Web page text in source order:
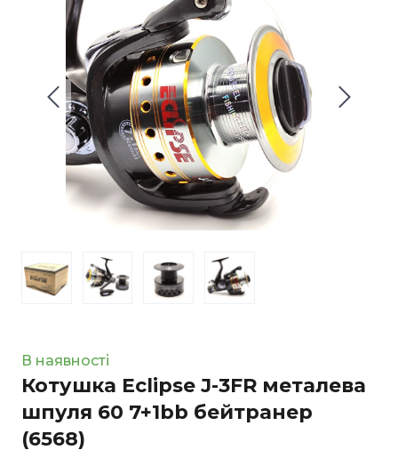
В наявності
Котушка Eclipse J-3FR металева
шпуля 60 7+1bb бейтранер
(6568)